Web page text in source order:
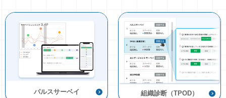
パルスサーベイ 組織診断（TPOD）